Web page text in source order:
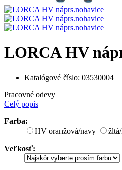
LORCA HV
Katalógové číslo: 03530004
Pracovné odevy
Celý popis
Farba:
HV oranžová/navy
Veľkosť: